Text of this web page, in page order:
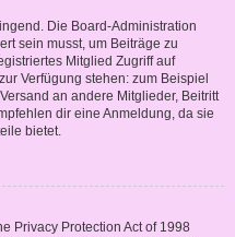
Die Board-Administration
sein musst, um Beiträge zu
Mitglied Zugriff auf
Verfügung stehen: zum Beispiel
an andere Mitglieder, Beitritt
dir eine Anmeldung, da sie
bietet.
Privacy Protection Act of 1998